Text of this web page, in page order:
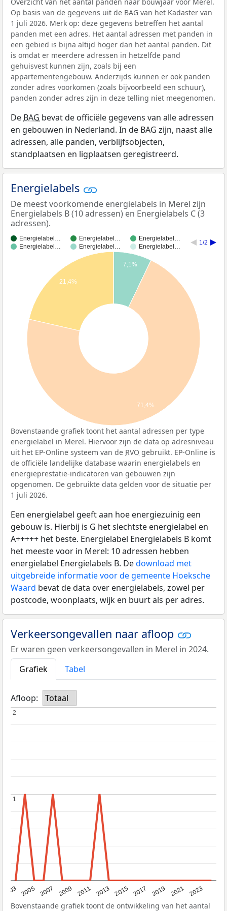
Overzicht van het aantal panden naar bouwjaar voor Merel.
Op basis van de gegevens uit de BAG van het Kadaster van
1 juli 2026. Merk op: deze gegevens betreffen het aantal
panden met een adres. Het aantal adressen met panden in
een gebied is bijna altijd hoger dan het aantal panden. Dit
is omdat er meerdere adressen in hetzelfde pand
gehuisvest kunnen zijn, zoals bij een
appartementengebouw. Anderzijds kunnen er ook panden
zonder adres voorkomen (zoals bijvoorbeeld een schuur),
panden zonder adres zijn in deze telling niet meegenomen.
De BAG bevat de officiële gegevens van alle adressen
en gebouwen in Nederland. In de BAG zijn, naast alle
adressen, alle panden, verblijfsobjecten,
standplaatsen en ligplaatsen geregistreerd.
Energielabels
De meest voorkomende energielabels in Merel zijn
Energielabels B (10 adressen) en Energielabels C (3
adressen).
Energielabel… Energielabel…
Energielabel…
Energielabel…
Energielabel… Energielabel…
1/2
7,1%
21,4%
71,4%
Bovenstaande grafiek toont het aantal adressen per type
energielabel in Merel. Hiervoor zijn de data op adresniveau
uit het EP-Online systeem van de RVO gebruikt. EP-Online is
de officiële landelijke database waarin energielabels en
energieprestatie-indicatoren van gebouwen zijn
opgenomen. De gebruikte data gelden voor de situatie per
1 juli 2026.
Een energielabel geeft aan hoe energiezuinig een
gebouw is. Hierbij is G het slechtste energielabel en
A+++++ het beste. Energielabel Energielabels B komt
het meeste voor in Merel: 10 adressen hebben
energielabel Energielabels B. Dedownload met
uitgebreide informatie voor de gemeente Hoeksche
Waard bevat de data over energielabels, zowel per
postcode, woonplaats, wijk en buurt als per adres.
Verkeersongevallen naar afloop
Er waren geen verkeersongevallen in Merel in 2024.
Grafiek
Tabel
Afloop: Totaal
2003 2005 2007 2009 2011 2013 2015 2017 2019 2021 2023
1
1
2
2
Bovenstaande grafiek toont de ontwikkeling van het aantal